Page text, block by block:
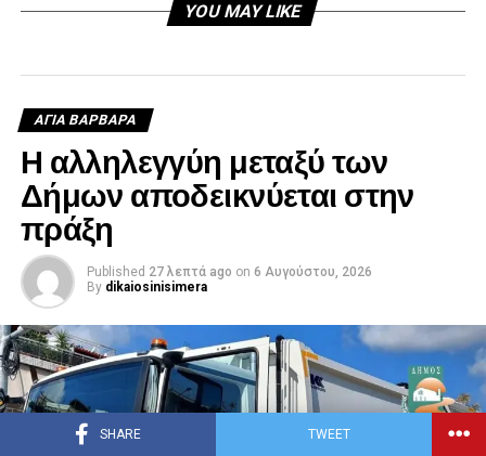
SHARE TWEET
YOU MAY LIKE
ΑΓΙΑ ΒΑΡΒΑΡΑ
Η αλληλεγγύη μεταξύ των
Δήμων αποδεικνύεται στην
πράξη
Published 27 λεπτά ago on 6 Αυγούστου, 2026
By dikaiosinisimera